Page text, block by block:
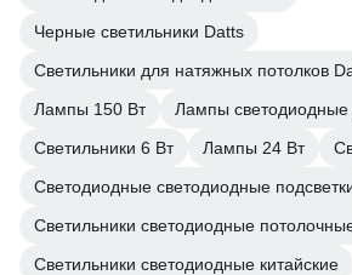
Черные светильники Datts
Светильники для натяжных потолков
Лампы 150 Вт
Лампы
Светильники 6 Вт
Лампы 24 Вт
Светодиодные светодиодные
Светильники светодиодные
Светильники светодиодные китайские